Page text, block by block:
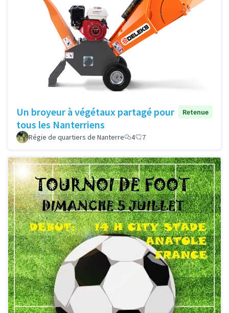
Un broyeur à végétaux partagé pour
tous les Nanterriens
Retenue
Régie de quartiers de Nanterre 4 7